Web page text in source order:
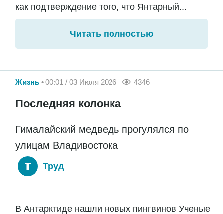
как подтверждение того, что Янтарный...
Читать полностью
Жизнь 00:01 / 03 Июля 2026 4346
Последняя колонка
Гималайский медведь прогулялся по
улицам Владивостока
Труд
В Антарктиде нашли новых пингвинов Ученые